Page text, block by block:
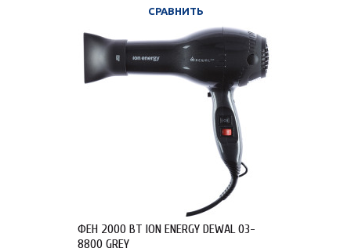
СРАВНИТЬ
ФЕН 2000 ВТ ION ENERGY DEWAL 03-
8800 GREY